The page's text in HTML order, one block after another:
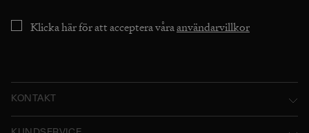
Klicka här för att acceptera våraanvändarvillkor
KONTAKT